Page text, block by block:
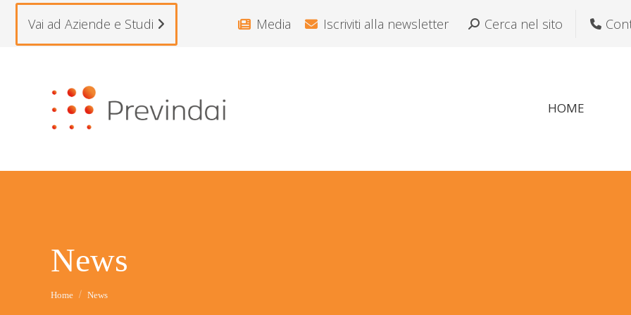
Vai ad Aziende e Studi Media Iscriviti alla newsletter Cerca:Cerca nel sito
HOME
News
Tu sei qui:
Home News